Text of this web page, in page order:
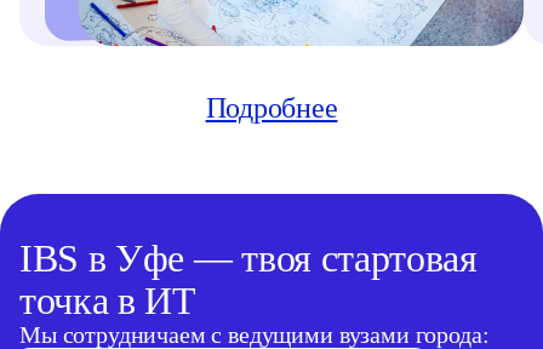
Подробнее
IBS в Уфе — твоя стартовая
точка в ИТ
Мы сотрудничаем с ведущими вузами города: